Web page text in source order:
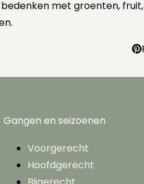
met groenten,
Gangen en seizoenen
Voorgerecht
Hoofdgerecht